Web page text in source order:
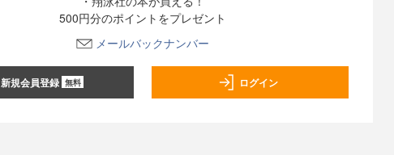
500円分のポイントをプレゼント
メールバックナンバー
新規会員登録 無料 ログイン